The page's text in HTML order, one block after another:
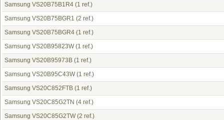
Samsung VS20B75B1R4 (1 ref.)
Samsung VS20B75BGR1 (2 ref.)
Samsung VS20B75BGR4 (1 ref.)
Samsung VS20B95823W(1 ref.)
Samsung VS20B95973B (1 ref.)
Samsung VS20B95C43W(1 ref.)
Samsung VS20C852FTB (1 ref.)
Samsung VS20C85G2TN (4 ref.)
Samsung VS20C85G2TW(2 ref.)